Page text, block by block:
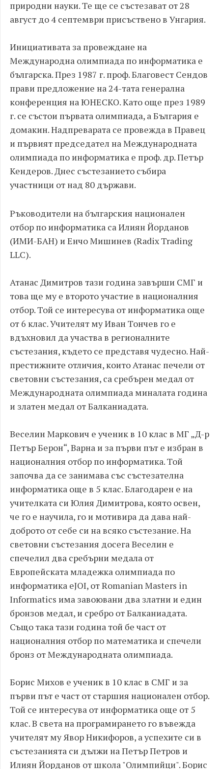
природни науки. Те ще се състезават от 28
август до 4 септември присъствено в Унгария.
Инициативата за провеждане на
Международна олимпиада по информатика е
българска. През 1987 г. проф. Благовест Сендов
прави предложение на 24-тата генерална
конференция на ЮНЕСКО. Като още през 1989
г. се състои първата олимпиада, а България е
домакин. Надпреварата се провежда в Правец
и първият председател на Международната
олимпиада по информатика е проф. др. Петър
Кендеров. Днес състезанието събира
участници от над 80 държави.
Ръководители на българския национален
отбор по информатика са Илиян Йорданов
(ИМИ-БАН) и Енчо Мишинев (Radix Trading
LLC).
Атанас Димитров тази година завърши СМГ и
това ще му е второто участие в националния
отбор. Той се интересува от информатика още
от 6 клас. Учителят му Иван Тончев го е
вдъхновил да участва в регионалните
състезания, където се представя чудесно. Най-
престижните отличия, които Атанас печели от
световни състезания, са сребърен медал от
Международната олимпиада миналата година
и златен медал от Балканиадата.
Веселин Маркович е ученик в 10 клас в МГ „Д-р
Петър Берон“, Варна и за първи път е избран в
националния отбор по информатика. Той
започва да се занимава със състезателна
информатика още в 5 клас. Благодарен е на
учителката си Юлия Димитрова, която освен,
че го е научила, го и мотивира да дава най-
доброто от себе си на всяко състезание. На
световни състезания досега Веселин е
спечелил два сребърни медала от
Европейската младежка олимпиада по
информатика eJOI, от Romanian Masters in
Informatics има завоювани два златни и един
бронзов медал, и сребро от Балканиадата.
Също така тази година той бе част от
националния отбор по математика и спечели
бронз от Международната олимпиада.
Борис Михов е ученик в 10 клас в СМГ и за
първи път е част от старшия национален отбор.
Той се интересува от информатика още от 5
клас. В света на програмирането го въвежда
учителят му Явор Никифоров, а успехите си в
състезанията си дължи на Петър Петров и
Илиян Йорданов от школа "Олимпийци". Борис